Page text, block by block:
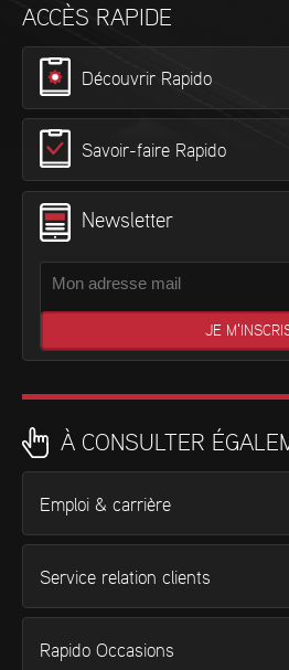
ACCÈS RAPIDE
Découvrir Rapido
Savoir-faire Rapido
Newsletter
À CONSULTER
Emploi & carrière
Service relation clients
Rapido Occasions